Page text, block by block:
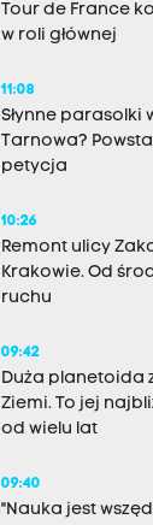
Tour de France
w roli głównej
11:08
Słynne parasolki
Tarnowa?
petycja
10:26
Remont ulicy
Krakowie. Od
ruchu
09:42
Duża planetoida
Ziemi. To jej
od wielu lat
09:40
"Nauka jest